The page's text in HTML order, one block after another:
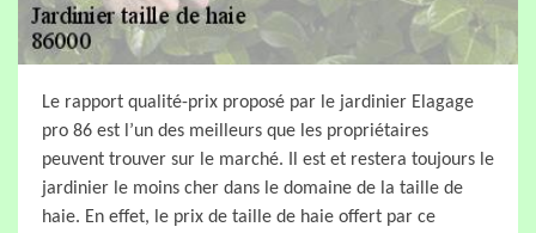
Le rapport qualité-prix proposé par le jardinier Elagage
pro 86 est l’un des meilleurs que les propriétaires
peuvent trouver sur le marché. Il est et restera toujours le
jardinier le moins cher dans le domaine de la taille de
haie. En effet, le prix de taille de haie offert par ce